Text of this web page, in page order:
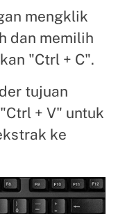
mengklik
dan memilih
"Ctrl + C".
tujuan
+ V" untuk
ke